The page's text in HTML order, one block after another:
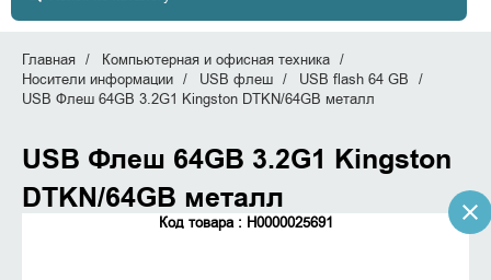
Главная
Компьютерная и офисная техника
Носители информации
USB флеш
USB flash 64 GB
USB Флеш 64GB 3.2G1 Kingston DTKN/64GB металл
USB Флеш 64GB 3.2G1 Kingston
DTKN/64GB металл
Код товара : Н0000025691